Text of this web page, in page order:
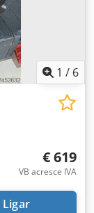
1 / 6
€ 619
VB acresce IVA
Ligar